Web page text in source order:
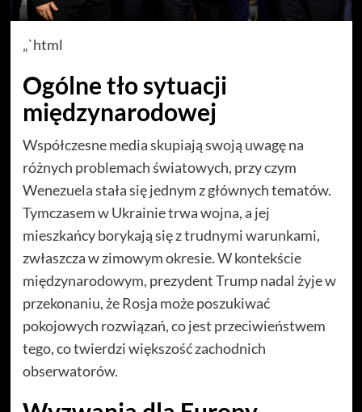
„`html
Ogólne tło sytuacji
międzynarodowej
Współczesne media skupiają swoją uwagę na
różnych problemach światowych, przy czym
Wenezuela stała się jednym z głównych tematów.
Tymczasem w Ukrainie trwa wojna, a jej
mieszkańcy borykają się z trudnymi warunkami,
zwłaszcza w zimowym okresie. W kontekście
międzynarodowym, prezydent Trump nadal żyje w
przekonaniu, że Rosja może poszukiwać
pokojowych rozwiązań, co jest przeciwieństwem
tego, co twierdzi większość zachodnich
obserwatorów.